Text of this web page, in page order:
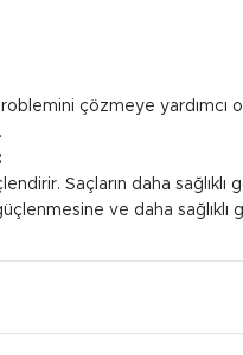
çözmeye yardımcı
Saçların daha sağlıklı
ve daha sağlıklı
saç diplerine
ürünü düzenli kullanarak 6